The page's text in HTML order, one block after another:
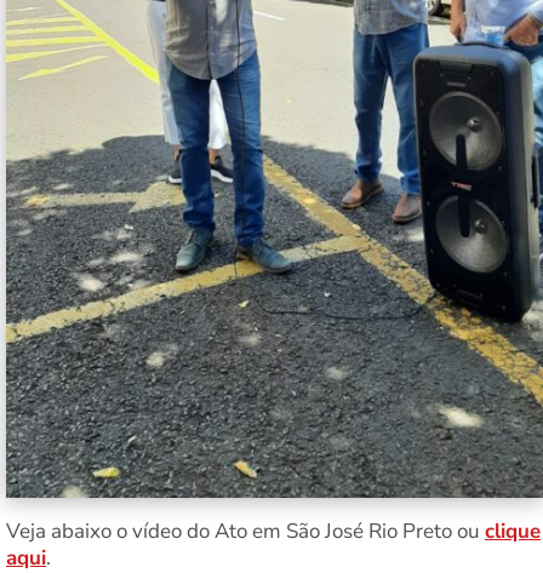
Veja abaixo o vídeo do Ato em São José Rio Preto ou clique
aqui.